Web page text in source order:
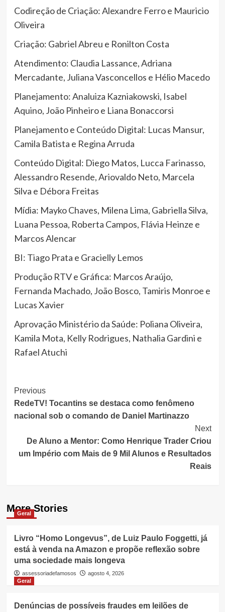
Codireção de Criação: Alexandre Ferro e Mauricio
Oliveira
Criação: Gabriel Abreu e Ronilton Costa
Atendimento: Claudia Lassance, Adriana
Mercadante, Juliana Vasconcellos e Hélio Macedo
Planejamento: Analuiza Kazniakowski, Isabel
Aquino, João Pinheiro e Liana Bonaccorsi
Planejamento e Conteúdo Digital: Lucas Mansur,
Camila Batista e Regina Arruda
Conteúdo Digital: Diego Matos, Lucca Farinasso,
Alessandro Resende, Ariovaldo Neto, Marcela
Silva e Débora Freitas
Mídia: Mayko Chaves, Milena Lima, Gabriella Silva,
Luana Pessoa, Roberta Campos, Flávia Heinze e
Marcos Alencar
BI: Tiago Prata e Gracielly Lemos
Produção RTV e Gráfica: Marcos Araújo,
Fernanda Machado, João Bosco, Tamiris Monroe e
Lucas Xavier
Aprovação Ministério da Saúde: Poliana Oliveira,
Kamila Mota, Kelly Rodrigues, Nathalia Gardini e
Rafael Atuchi
Post
Navigation
Previous
RedeTV! Tocantins se destaca como fenômeno
nacional sob o comando de Daniel Martinazzo
Next
De Aluno a Mentor: Como Henrique Trader Criou
um Império com Mais de 9 Mil Alunos e Resultados
Reais
More Stories
Geral
Livro “Homo Longevus”, de Luiz Paulo Foggetti, já
está à venda na Amazon e propõe reflexão sobre
uma sociedade mais longeva
assessoriadefamosos
agosto 4, 2026
Geral
Denúncias de possíveis fraudes em leilões de